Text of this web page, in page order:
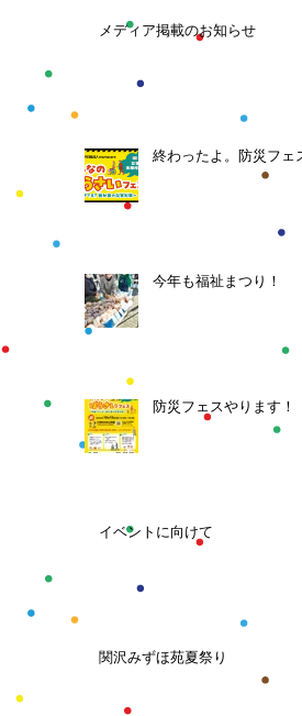
メディア掲載のお知らせ
終わったよ。防災フェ
今年も福祉まつり！
防災フェスやります！
イベントに向けて
関沢みずほ苑夏祭り